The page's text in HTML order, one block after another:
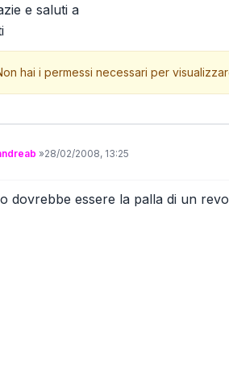
e saluti a
hai i permessi necessari per
»28/02/2008, 13:25
dovrebbe essere la palla di un